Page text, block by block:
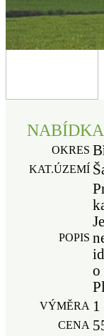
NABÍDKA
OKRES
KAT.ÚZEMÍ
POPIS
o
VÝMĚRA
CENA